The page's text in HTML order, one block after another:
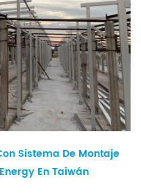
Sistema De Montaje
En Taiwán